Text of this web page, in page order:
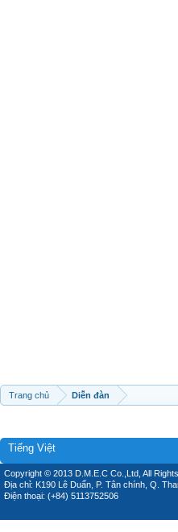
Trang chủ Diễn đàn
Tiếng Việt
Copyright © 2013 D.M.E.C Co.,Ltd, All
Địa chỉ: K190 Lê Duẩn, P. Tân chính, Q.
Điện thoại: (+84) 5113752506